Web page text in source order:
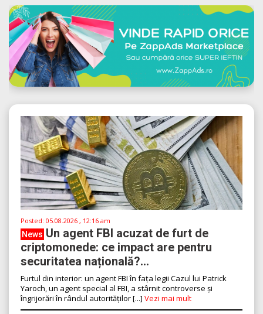
Posted: 05.08.2026 , 12:16 am
News Un agent FBI acuzat de furt de
criptomonede: ce impact are pentru
securitatea națională?...
Furtul din interior: un agent FBI în fața legii Cazul lui Patrick
Yaroch, un agent special al FBI, a stârnit controverse și
îngrijorări în rândul autorităților [...] Vezi mai mult